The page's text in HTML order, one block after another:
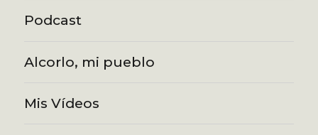
Podcast
Alcorlo, mi pueblo
Mis Vídeos